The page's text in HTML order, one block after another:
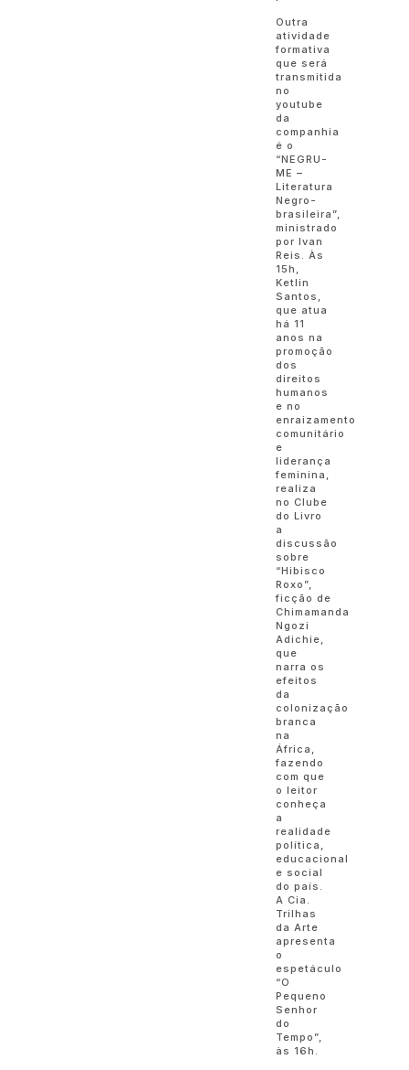
Outra
atividade
formativa
que será
transmitida
no
youtube
da
companhia
é o
“NEGRU-
ME –
Literatura
Negro-
brasileira”,
ministrado
por Ivan
Reis. Às
15h,
Ketlin
Santos,
que atua
há 11
anos na
promoção
dos
direitos
humanos
e no
enraizamento
comunitário
e
liderança
feminina,
realiza
no Clube
do Livro
a
discussão
sobre
“Hibisco
Roxo”,
ficção de
Chimamanda
Ngozi
Adichie,
que
narra os
efeitos
da
colonização
branca
na
África,
fazendo
com que
o leitor
conheça
a
realidade
política,
educacional
e social
do país.
A Cia.
Trilhas
da Arte
apresenta
o
espetáculo
“O
Pequeno
Senhor
do
Tempo”,
às 16h.